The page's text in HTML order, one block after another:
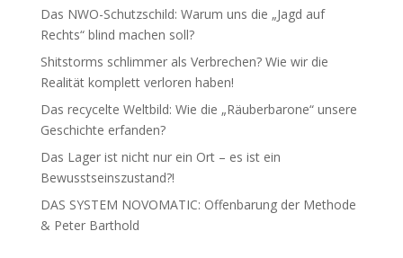
Das NWO-Schutzschild: Warum uns die „Jagd auf
Rechts“ blind machen soll?
Shitstorms schlimmer als Verbrechen? Wie wir die
Realität komplett verloren haben!
Das recycelte Weltbild: Wie die „Räuberbarone“ unsere
Geschichte erfanden?
Das Lager ist nicht nur ein Ort – es ist ein
Bewusstseinszustand?!
DAS SYSTEM NOVOMATIC: Offenbarung der Methode
& Peter Barthold